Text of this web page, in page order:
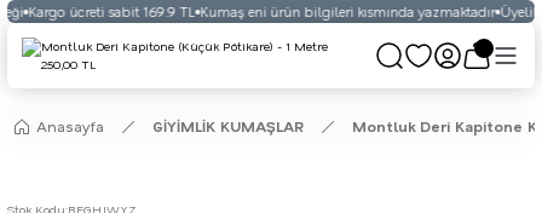
Kargo ücreti sabit 169.9 TL Kumaş eni ürün bilgileri kısmında yazmaktadır Üyelikli
Anasayfa GİYİMLİK KUMAŞLAR Montluk Deri Kapitone
Stok Kodu:BFGHJWYZ